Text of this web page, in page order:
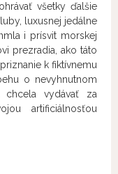
všetky ďalšie
luxusnej jedálne
i prísvit morskej
prezradia, ako táto
k fiktívnemu
o nevyhnutnom
vydávať za
artificiálnosťou